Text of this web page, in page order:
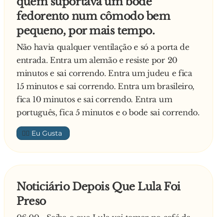
falante de 1,80m que sabia caratê.
52 - Chuck Norris inventou a cesariana quando
deu um roundhouse kick para sair da barriga
de sua mãe.
53 - Para algumas pessoas, o testíc**... esquerdo
é maior que o direito. Para Chuck Norris, cada
testíc**... é maior que o outro.
54 - Ao responder as questãoes de uma prova,
escreva sempre "Chuck Norris". Você vai
sempre tirar nota 10.
56 - Chuck Norris tem 12 luas. Uma deles se
chama Terra.
? I'm Guilherme Tell!
Daí, o português colocou a maçã na cabeça do
filho, a 30 metros, atirou, acertou bem no meio
da testa do filho e gritou:
? I?m sorry!
fedorento num cômodo bem
pequeno, por mais tempo.
Não havia qualquer ventilação e só a porta de
entrada. Entra um alemão e resiste por 20
minutos e sai correndo. Entra um judeu e fica
15 minutos e sai correndo. Entra um brasileiro,
fica 10 minutos e sai correndo. Entra um
português, fica 5 minutos e o bode sai correndo.
👍🏼
Noticiário Depois Que Lula Foi
Preso